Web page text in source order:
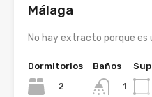
Málaga
No hay extracto porque
Dormitorios
2
Baños
1